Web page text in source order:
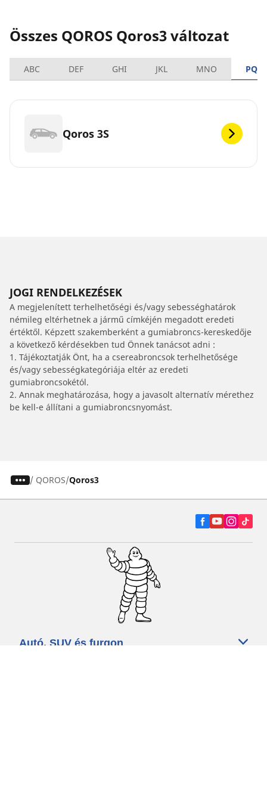
Összes QOROS Qoros3 változat
ABC DEF GHI JKL MNO PQRS
Qoros 3S
JOGI RENDELKEZÉSEK
A megjelenített terhelhetőségi és/vagy sebességhatárok
némileg eltérhetnek a jármű címkéjén megadott eredeti
értéktől. Képzett szakemberként a gumiabroncs-kereskedője
a következő kérdésekben tud Önnek tanácsot adni :
1. Tájékoztatják Önt, ha a csereabroncsok terhelhetősége
és/vagy sebességkategóriája eltér az eredeti
gumiabroncsokétól.
2. Annak meghatározása, hogy a javasolt alternatív mérethez
be kell-e állítani a gumiabroncsnyomást.
/ QOROS Qoros3
Autó, SUV és furgon